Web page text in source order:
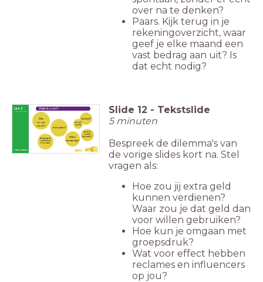
over na te denken?
Paars. Kijk terug in je
rekeningoverzicht, waar
geef je elke maand een
vast bedrag aan uit? Is
dat echt nodig?
Les 2
Wat
zou jij
doen?
Wijze lessen?
Wat is
verstandig?
(Extra) geld
verdienen?
Hoe dan?
Verleid?!
Moet ik
(extra)
besparen?
First things first
Schulden?
Social
media
Slide 12 - Tekstslide
5 minuten
Bespreek de dilemma's van
de vorige slides kort na. Stel
vragen als:
Hoe zou jij extra geld
kunnen verdienen?
Waar zou je dat geld dan
voor willen gebruiken?
Hoe kun je omgaan met
groepsdruk?
Wat voor effect hebben
reclames en influencers
op jou?